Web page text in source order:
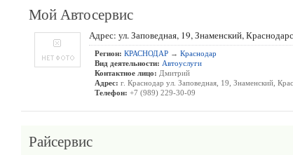
Мой Автосервис
Адрес: ул. Заповедная, 19, Знаменский,
Регион: КРАСНОДАР → Краснодар
Вид деятельности: Автоуслуги
Контактное лицо: Дмитрий
Адрес: г. Краснодар ул. Заповедная, 19, Знаменский,
Телефон: +7 (989) 229-30-09
Райсервис